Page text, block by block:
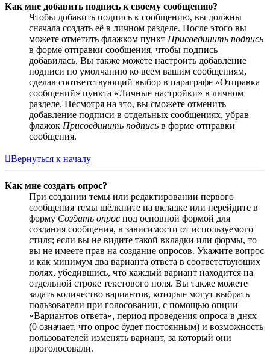
Как мне добавить подпись к своему сообщению?
Чтобы добавить подпись к сообщению, вы должны
сначала создать её в личном разделе. После этого вы
можете отметить флажком пункт Присоединить подпись
в форме отправки сообщения, чтобы подпись
добавилась. Вы также можете настроить добавление
подписи по умолчанию ко всем вашим сообщениям,
сделав соответствующий выбор в параграфе «Отправка
сообщений» пункта «Личные настройки» в личном
разделе. Несмотря на это, вы сможете отменить
добавление подписи в отдельных сообщениях, убрав
флажок Присоединить подпись в форме отправки
сообщения.
Вернуться к началу
Как мне создать опрос?
При создании темы или редактировании первого
сообщения темы щёлкните на вкладке или перейдите в
форму Создать опрос под основной формой для
создания сообщения, в зависимости от используемого
стиля; если вы не видите такой вкладки или формы, то
вы не имеете прав на создание опросов. Укажите вопрос
и как минимум два варианта ответа в соответствующих
полях, убедившись, что каждый вариант находится на
отдельной строке текстового поля. Вы также можете
задать количество вариантов, которые могут выбрать
пользователи при голосовании, с помощью опции
«Вариантов ответа», период проведения опроса в днях
(0 означает, что опрос будет постоянным) и возможность
пользователей изменять вариант, за который они
проголосовали.